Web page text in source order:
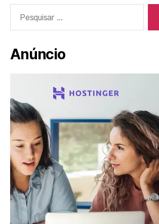
por:
Anúncio